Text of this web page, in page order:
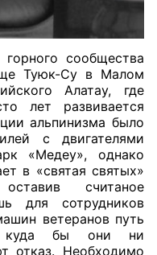
сообщества
Туюк-Су в Малом
Алатау, где
лет развивается
альпинизма было
с двигателями
«Медеу», однако
в «святая святых»
считаное
для сотрудников
ветеранов путь
куда бы они ни
отказ. Необходимо